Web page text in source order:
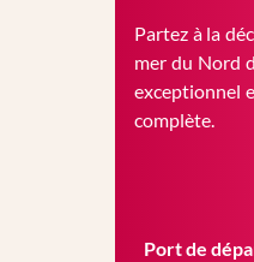
Partez à la
mer du Nord
exceptionnel
complète.
Port de